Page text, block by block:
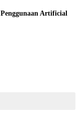
Artificial